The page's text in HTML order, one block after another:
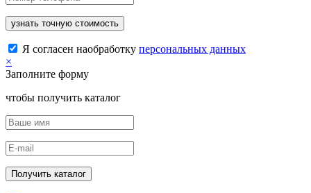
узнать точную стоимость
Я согласен наобработку персональных данных
×
Заполните форму
чтобы получить каталог
Получить каталог